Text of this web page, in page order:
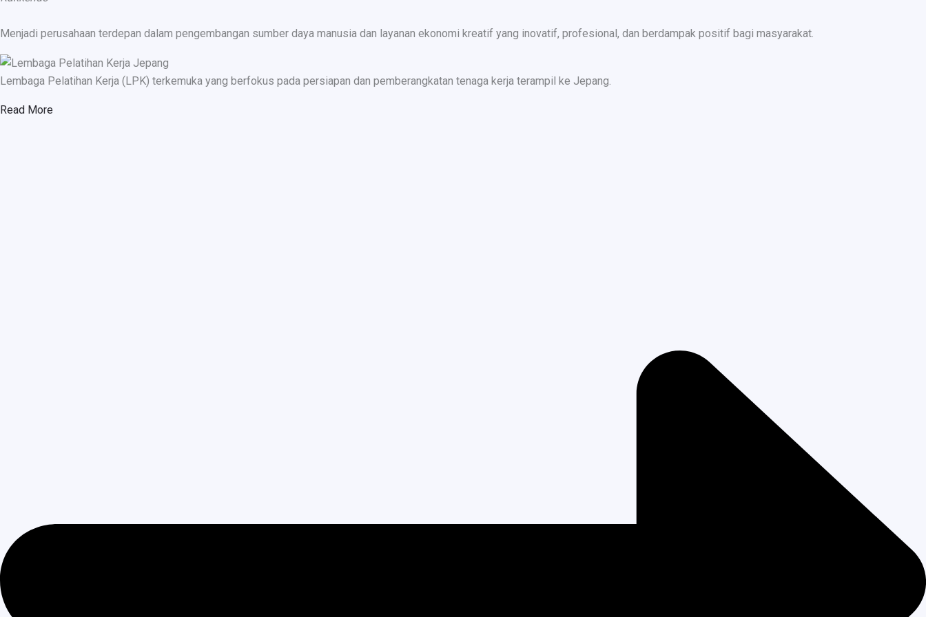
Menjadi perusahaan terdepan dalam pengembangan sumber daya manusia dan layanan ekonomi kreatif yang inovatif, profesional, dan berdampak positif bagi masyarakat.
Lembaga Pelatihan Kerja (LPK) terkemuka yang berfokus pada persiapan dan pemberangkatan tenaga kerja terampil ke Jepang.
Read More